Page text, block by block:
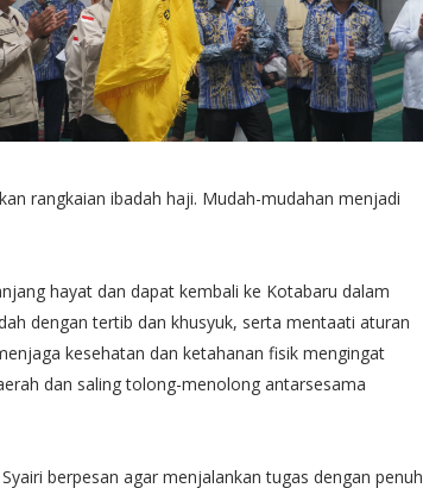
rangkaian ibadah haji. Mudah-mudahan menjadi
hayat dan dapat kembali ke Kotabaru dalam
dengan tertib dan khusyuk, serta mentaati aturan
kesehatan dan ketahanan fisik mengingat
dan saling tolong-menolong antarsesama
berpesan agar menjalankan tugas dengan penuh